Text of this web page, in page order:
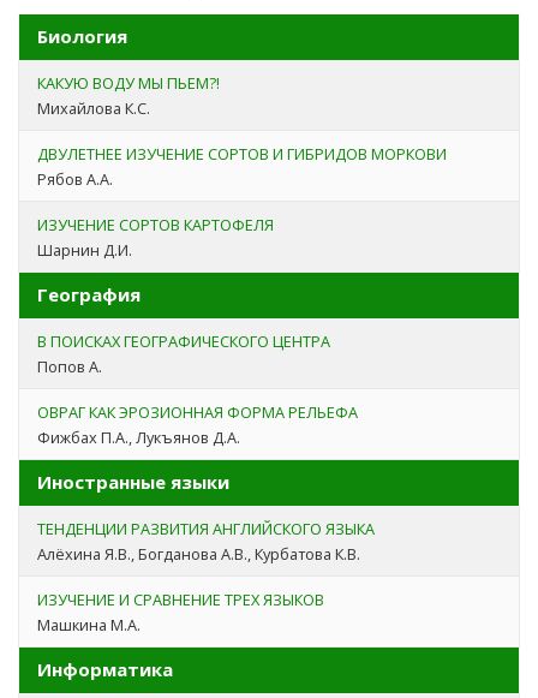
Биология
КАКУЮ ВОДУ МЫ ПЬЕМ?!
Михайлова К.С.
ДВУЛЕТНЕЕ ИЗУЧЕНИЕ СОРТОВ И ГИБРИДОВ МОРКОВИ
Рябов А.А.
ИЗУЧЕНИЕ СОРТОВ КАРТОФЕЛЯ
Шарнин Д.И.
География
В ПОИСКАХ ГЕОГРАФИЧЕСКОГО ЦЕНТРА
Попов А.
ОВРАГ КАК ЭРОЗИОННАЯ ФОРМА РЕЛЬЕФА
Фижбах П.А., Лукъянов Д.А.
Иностранные языки
ТЕНДЕНЦИИ РАЗВИТИЯ АНГЛИЙСКОГО ЯЗЫКА
Алёхина Я.В., Богданова А.В., Курбатова К.В.
ИЗУЧЕНИЕ И СРАВНЕНИЕ ТРЕХ ЯЗЫКОВ
Машкина М.А.
Информатика